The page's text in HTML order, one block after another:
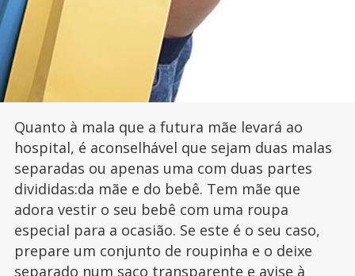
Quanto à mala que a futura mãe levará ao
hospital, é aconselhável que sejam duas malas
separadas ou apenas uma com duas partes
divididas:da mãe e do bebê. Tem mãe que
adora vestir o seu bebê com uma roupa
especial para a ocasião. Se este é o seu caso,
prepare um conjunto de roupinha e o deixe
separado num saco transparente e avise à